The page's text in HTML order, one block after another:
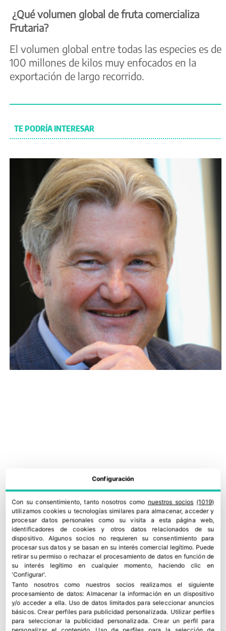
¿Qué volumen global de fruta comercializa
Frutaria?
El volumen global entre todas las especies es de
100 millones de kilos muy enfocados en la
exportación de largo recorrido.
TE PODRÍA INTERESAR
Jean Michel Beranger, reforzar la fe
28 marzo, 2022
Configuración
Con su consentimiento, tanto nosotros como nuestros socios (1019)
utilizamos cookies u tecnologías similares para almacenar, acceder y
procesar datos personales como su visita a esta página web,
identificadores de cookies y otros datos relacionados de su
dispositivo. Algunos socios no requieren su consentimiento para
procesar sus datos y se basan en su interés comercial legítimo. Puede
retirar su permiso o rechazar el procesamiento de datos en función de
su interés legítimo en cualquier momento, haciendo clic en
'Configurar'.
Tanto nosotros como nuestros socios realizamos el siguiente
procesamiento de datos:Almacenar la información en un dispositivo
y/o acceder a ella. Uso de datos limitados para seleccionar anuncios
básicos.Crear perfiles para publicidad personalizada. Utilizar perfiles
para seleccionar la publicidad personalizada.Crear un perfil para